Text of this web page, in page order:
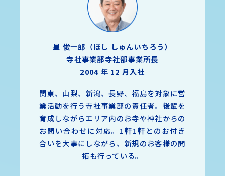
星 俊一郎（ほし しゅんいちろう）
寺社事業部寺社部事業所長
2004 年 12 月入社
関東、山梨、新潟、長野、福島を対象に営
業活動を行う寺社事業部の責任者。後輩を
育成しながらエリア内のお寺や神社からの
お問い合わせに対応。1軒1軒とのお付き
合いを大事にしながら、新規のお客様の開
拓も行っている。